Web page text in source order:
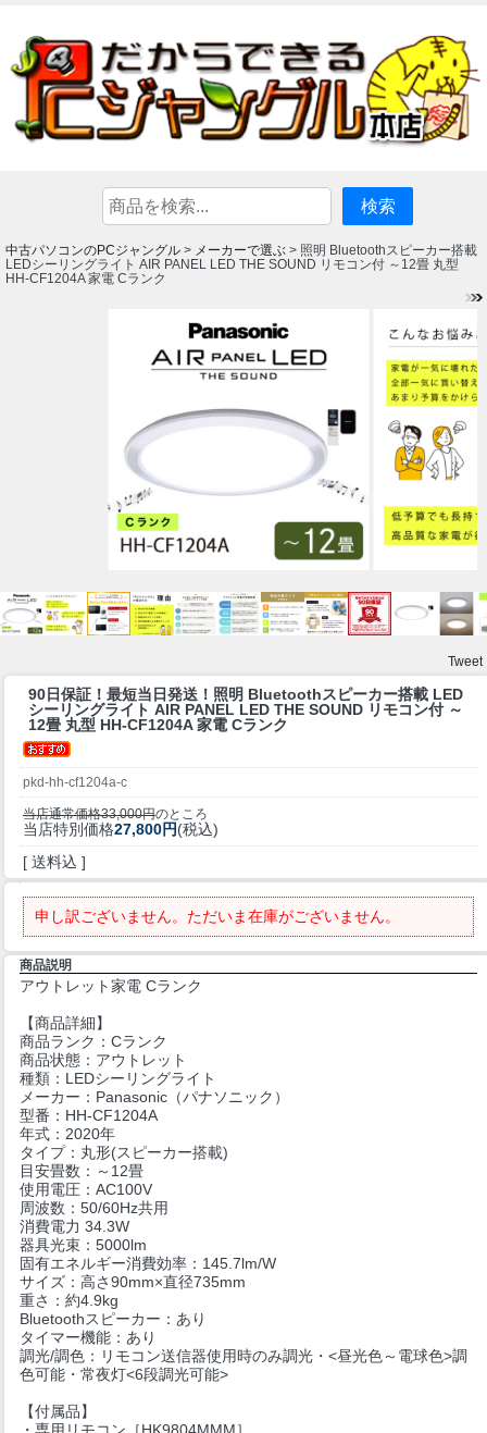
中古パソコンのPCジャングル > メーカーで選ぶ > 照明 Bluetoothスピーカー搭載
LEDシーリングライト AIR PANEL LED THE SOUND リモコン付 ～12畳 丸型
HH-CF1204A 家電 Cランク
Tweet
90日保証！最短当日発送！ 照明 Bluetoothスピーカー搭載 LED
シーリングライト AIR PANEL LED THE SOUND リモコン付 ～
12畳 丸型 HH-CF1204A 家電 Cランク
pkd-hh-cf1204a-c
当店通常価格33,000円のところ
当店特別価格27,800円(税込)
[ 送料込 ]
申し訳ございません。ただいま在庫がございません。
商品説明
アウトレット家電 Cランク
【商品詳細】
商品ランク：Cランク
商品状態：アウトレット
種類：LEDシーリングライト
メーカー：Panasonic（パナソニック）
型番：HH-CF1204A
年式：2020年
タイプ：丸形(スピーカー搭載)
目安畳数：～12畳
使用電圧：AC100V
周波数：50/60Hz共用
消費電力 34.3W
器具光束：5000lm
固有エネルギー消費効率：145.7lm/W
サイズ：高さ90mm×直径735mm
重さ：約4.9kg
Bluetoothスピーカー：あり
タイマー機能：あり
調光/調色：リモコン送信器使用時のみ調光・<昼光色～電球色>調
色可能・常夜灯<6段調光可能>
【付属品】
・専用リモコン［HK9804MMM］